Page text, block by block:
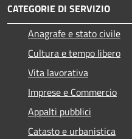
CATEGORIE DI SERVIZIO
Anagrafe e stato civile
Cultura e tempo libero
Vita lavorativa
Imprese e Commercio
Appalti pubblici
Catasto e urbanistica